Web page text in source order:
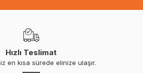
Hızlı Teslimat
en kısa sürede elinize ulaşır.